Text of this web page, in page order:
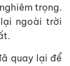
trọng.
ngoài trời
quay lại để